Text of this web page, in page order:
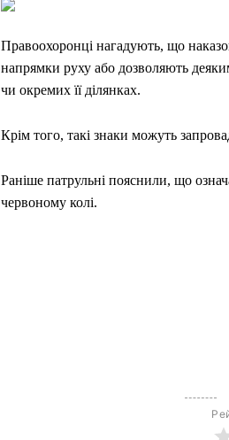
Правоохоронці нагадують, що
напрямки руху або дозволяють
чи окремих її ділянках.
Крім того, такі знаки можуть
Раніше патрульні пояснили, що
червоному колі.